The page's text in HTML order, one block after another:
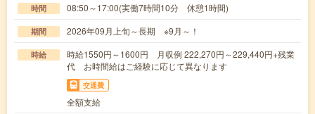
時間 08:50～17:00(実働7時間10分 休憩1時間)
期間 2026年09月上旬～長期 ※9月～！
時給
時給1550円～1600円 月収例 222,270円～229,440円+残業
代 お時間給はご経験に応じて異なります
交通費
全額支給